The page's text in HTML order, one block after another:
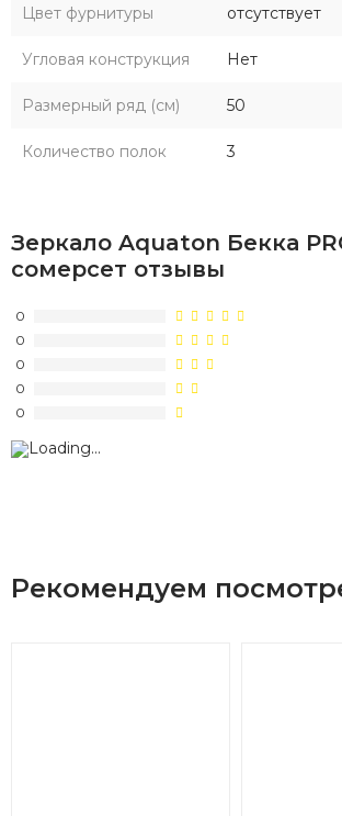
Цвет фурнитуры отсутствует
Угловая конструкция Нет
Размерный ряд (см) 50
Количество полок 3
Зеркало Aquaton Бекка
сомерсет отзывы
0
0
0
0
0
Рекомендуем